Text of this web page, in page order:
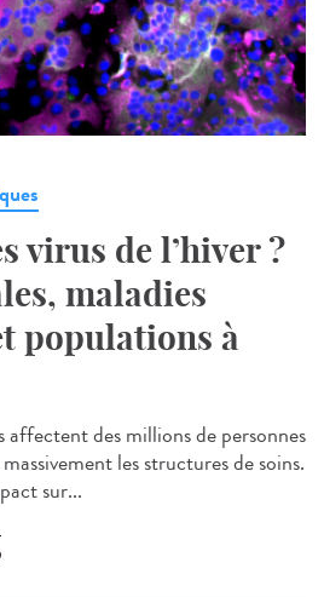
virus de l’hiver ?
maladies
populations à
affectent des millions de personnes
les structures de soins.
sur...